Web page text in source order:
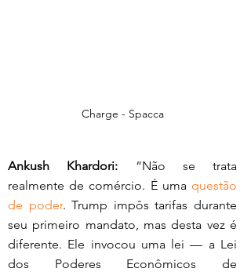
Charge - Spacca
Ankush Khardori: “Não se trata
realmente de comércio. É uma questão
de poder. Trump impôs tarifas durante
seu primeiro mandato, mas desta vez é
diferente. Ele invocou uma lei — a Lei
dos Poderes Econômicos de